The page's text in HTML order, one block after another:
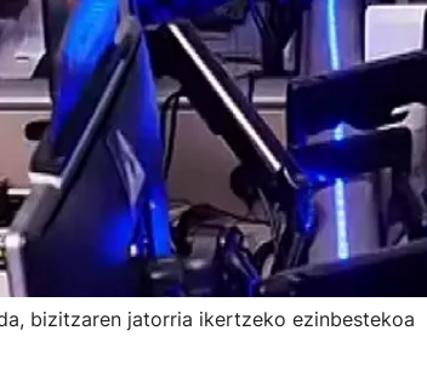
bizitzaren jatorria ikertzeko ezinbestekoa